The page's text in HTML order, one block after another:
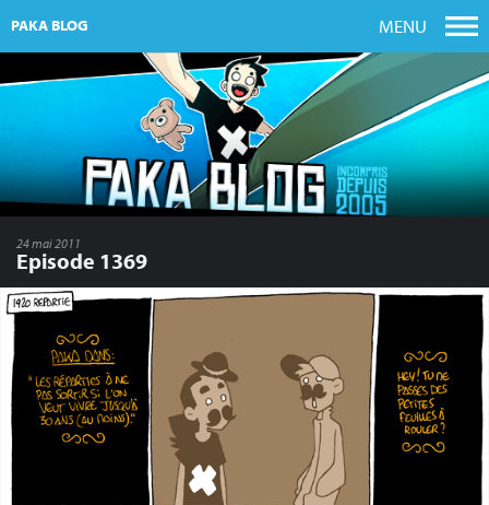
PAKA BLOG MENU
24 mai 2011
Episode 1369